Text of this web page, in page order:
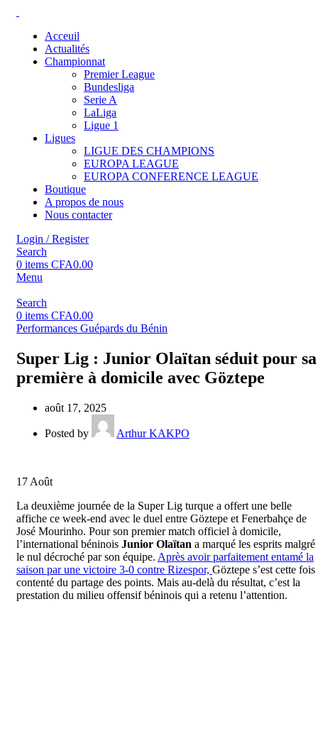
Acceuil
Actualités
Championnat
Premier League
Bundesliga
Serie A
LaLiga
Ligue 1
Ligues
LIGUE DES CHAMPIONS
EUROPA LEAGUE
EUROPA CONFERENCE LEAGUE
Boutique
A propos de nous
Nous contacter
Login / Register
Search
0 items CFA0.00
Menu
Search
0 items CFA0.00
Performances Guépards du Bénin
Super Lig : Junior Olaïtan séduit pour sa
première à domicile avec Göztepe
août 17, 2025
Posted by Arthur KAKPO
17 Août
La deuxième journée de la Super Lig turque a offert une belle
affiche ce week-end avec le duel entre Göztepe et Fenerbahçe de
José Mourinho. Pour son premier match officiel à domicile,
l’international béninois Junior Olaïtan a marqué les esprits malgré
le nul décroché par son équipe. Après avoir parfaitement entamé la
saison par une victoire 3-0 contre Rizespor, Göztepe s’est cette fois
contenté du partage des points. Mais au-delà du résultat, c’est la
prestation du milieu offensif béninois qui a retenu l’attention.